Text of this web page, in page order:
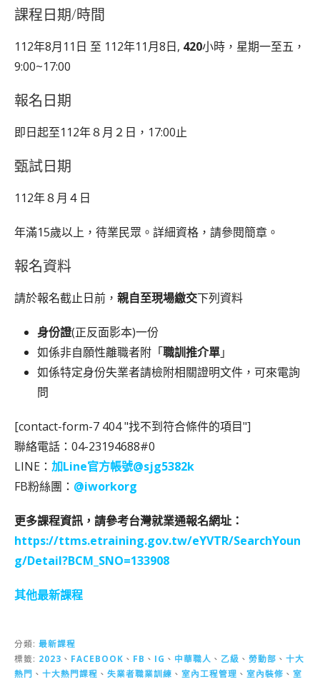
課程日期/時間
112年8月11日 至 112年11月8日, 420小時，星期一至五，
9:00~17:00
報名日期
即日起至112年８月２日，17:00止
甄試日期
112年８月４日
年滿15歲以上，待業民眾。詳細資格，請參閱簡章。
報名資料
請於報名截止日前， 親自至現場繳交下列資料
身份證(正反面影本)一份
如係非自願性離職者附「職訓推介單」
如係特定身份失業者請檢附相關證明文件，可來電詢
問
[contact-form-7 404 "找不到符合條件的項目"]
聯絡電話：04-23194688#0
LINE： 加Line官方帳號@sjg5382k
FB粉絲團： @iworkorg
更多課程資訊，請參考台灣就業通報名網址：
https://ttms.etraining.gov.tw/eYVTR/SearchYoun
g/Detail?BCM_SNO=133908
其他最新課程
分類: 最新課程
標籤: 2023 、 FACEBOOK 、 FB 、 IG 、 中華職人 、 乙級 、 勞動部 、 十大
熱門 、 十大熱門課程 、 失業者職業訓練 、 室內工程管理 、 室內裝修 、 室